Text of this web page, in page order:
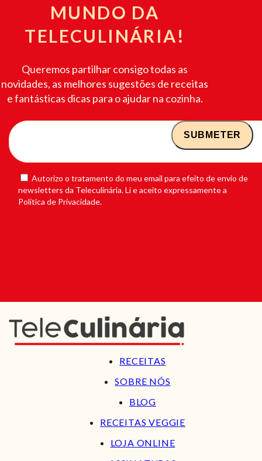
MUNDO DA
TELECULINÁRIA!
Queremos partilhar consigo todas as
novidades, as melhores sugestões de receitas
e fantásticas dicas para o ajudar na cozinha.
Autorizo o tratamento do meu email para efeito de envio de
newsletters da Teleculinária. Li e aceito expressamente a
Política de Privacidade.
RECEITAS
SOBRE NÓS
BLOG
RECEITAS VEGGIE
LOJA ONLINE